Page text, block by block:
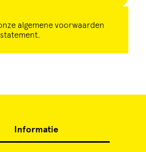
algemene voorwaarden
Informatie